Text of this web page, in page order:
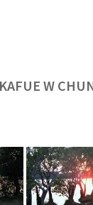
W